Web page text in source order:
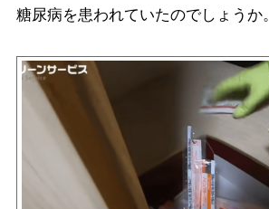
糖尿病を患われていたのでしょうか。